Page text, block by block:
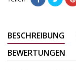
BESCHREIBUNG
BEWERTUNGEN